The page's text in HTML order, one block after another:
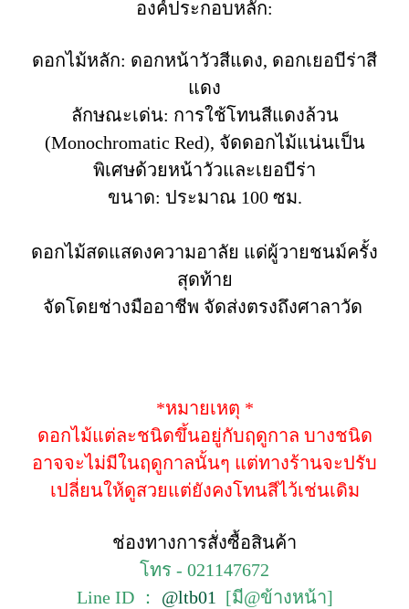
องค์ประกอบหลัก:
ดอกไม้หลัก: ดอกหน้าวัวสีแดง, ดอกเยอบีร่าสี
แดง
ลักษณะเด่น: การใช้โทนสีแดงล้วน
(Monochromatic Red), จัดดอกไม้แน่นเป็น
พิเศษด้วยหน้าวัวและเยอบีร่า
ขนาด: ประมาณ 100 ซม.
ดอกไม้สดแสดงความอาลัย แด่ผู้วายชนม์ครั้ง
สุดท้าย
จัดโดยช่างมืออาชีพ จัดส่งตรงถึงศาลาวัด
*หมายเหตุ *
ดอกไม้แต่ละชนิดขึ้นอยู่กับฤดูกาล บางชนิด
อาจจะไม่มีในฤดูกาลนั้นๆ แต่ทางร้านจะปรับ
เปลี่ยนให้ดูสวยแต่ยังคงโทนสีไว้เช่นเดิม
ช่องทางการสั่งซื้อสินค้า
โทร - 021147672
Line ID ： @ltb01 [มี@ข้างหน้า]